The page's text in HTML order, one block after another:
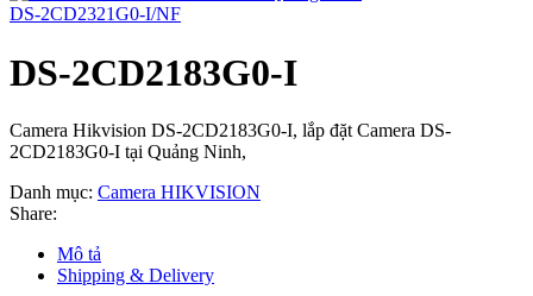
DS-2CD2321G0-I/NF
DS-2CD2183G0-I
Camera Hikvision DS-2CD2183G0-I, lắp đặt Camera DS-
2CD2183G0-I tại Quảng Ninh,
Danh mục: Camera HIKVISION
Share:
Mô tả
Shipping & Delivery